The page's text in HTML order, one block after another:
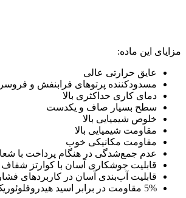
مزایای این ماده:
عایق حرارتی عالی
مسدودکننده پرتوهای فرابنفش و
دمای کاری حداکثری بالا
سطح بسیار صاف و یکدست
خلوص شیمیایی بالا
مقاومت شیمیایی بالا
مقاومت مکانیکی خوب
عدم جمع‌شدگی در هنگام پرداخت با
قابلیت جوشکاری آسان با کوارتز شفاف
قابلیت آب‌بندی آسان در کاربردهای فشار
5% مقاومت در برابر اسید هیدروفلوئوریک